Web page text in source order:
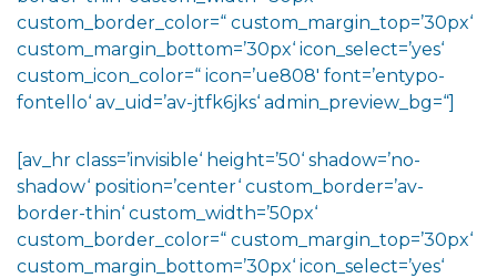
custom_border_color=“ custom_margin_top=’30px‘
custom_margin_bottom=’30px‘ icon_select=’yes‘
custom_icon_color=“ icon=’ue808′ font=’entypo-
fontello‘ av_uid=’av-jtfk6jks‘ admin_preview_bg=“]
[av_hr class=’invisible‘ height=’50‘ shadow=’no-
shadow‘ position=’center‘ custom_border=’av-
border-thin‘ custom_width=’50px‘
custom_border_color=“ custom_margin_top=’30px‘
custom_margin_bottom=’30px‘ icon_select=’yes‘